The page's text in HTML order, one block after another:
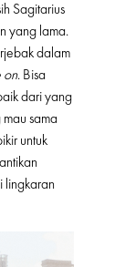
Sagitarius
yang lama.
dalam
on. Bisa
dari yang
sama
untuk
lingkaran